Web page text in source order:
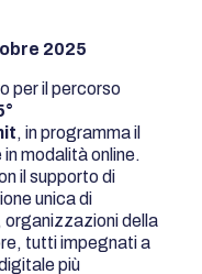
2025
per il percorso
, in programma il
in modalità online.
il supporto di
unica di
della
tutti impegnati a
più